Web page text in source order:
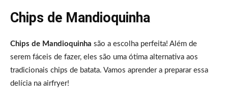
Chips de Mandioquinha
Chips de Mandioquinha são a escolha perfeita! Além de
serem fáceis de fazer, eles são uma ótima alternativa aos
tradicionais chips de batata. Vamos aprender a preparar essa
delícia na airfryer!